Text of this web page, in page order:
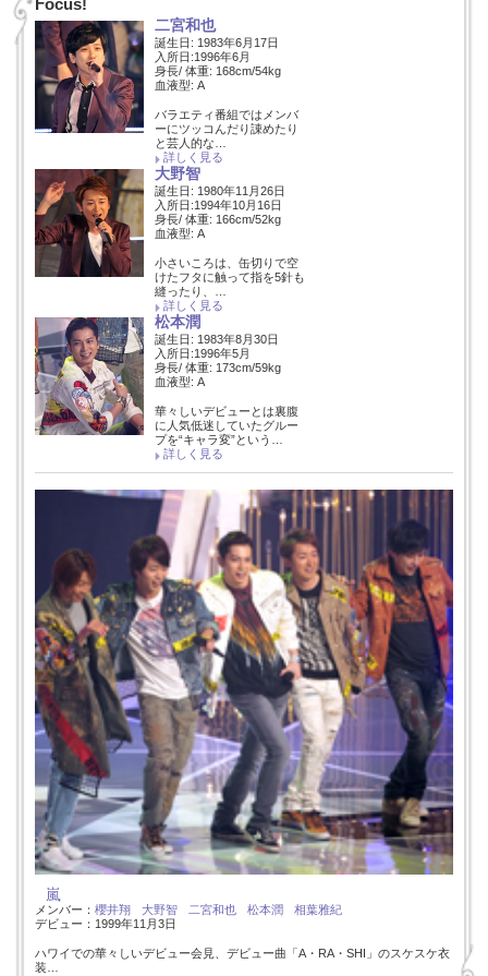
Focus!
二宮和也
誕生日: 1983年6月17日
入所日:1996年6月
身長/ 体重: 168cm/54kg
血液型: A
バラエティ番組ではメンバ
ーにツッコんだり諌めたり
と芸人的な…
詳しく見る
大野智
誕生日: 1980年11月26日
入所日:1994年10月16日
身長/ 体重: 166cm/52kg
血液型: A
小さいころは、缶切りで空
けたフタに触って指を5針も
縫ったり、…
詳しく見る
松本潤
誕生日: 1983年8月30日
入所日:1996年5月
身長/ 体重: 173cm/59kg
血液型: A
華々しいデビューとは裏腹
に人気低迷していたグルー
プを“キャラ変”という…
詳しく見る
嵐
メンバー： 櫻井翔 大野智 二宮和也 松本潤
相葉雅紀
デビュー：1999年11月3日
ハワイでの華々しいデビュー会見、デビュー曲「A・RA・SHI」のスケスケ衣
装…